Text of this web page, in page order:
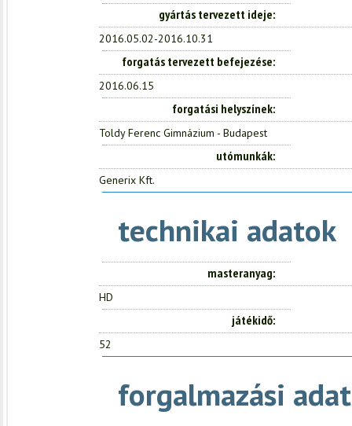
gyártás tervezett ideje
2016.05.02-2016.10.31
forgatás tervezett befejezése
2016.06.15
forgatási helyszínek
Toldy Ferenc Gimnázium - Budapest
utómunkák
Generix Kft.
technikai adatok
masteranyag
HD
játékidő
52
forgalmazási